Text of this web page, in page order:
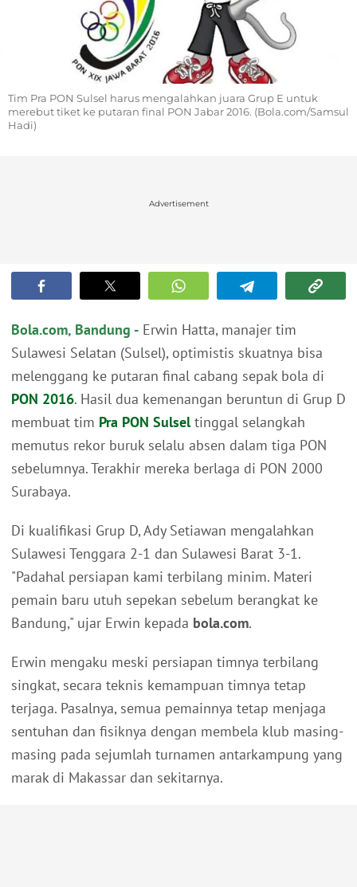
Tim Pra PON Sulsel harus mengalahkan juara Grup E untuk
merebut tiket ke putaran final PON Jabar 2016. (Bola.com/Samsul
Hadi)
Advertisement
Bola.com, Bandung - Erwin Hatta, manajer tim
Sulawesi Selatan (Sulsel), optimistis skuatnya bisa
melenggang ke putaran final cabang sepak bola di
PON 2016. Hasil dua kemenangan beruntun di Grup D
membuat tim Pra PON Sulseltinggal selangkah
memutus rekor buruk selalu absen dalam tiga PON
sebelumnya. Terakhir mereka berlaga di PON 2000
Surabaya.
Di kualifikasi Grup D, Ady Setiawan mengalahkan
Sulawesi Tenggara 2-1 dan Sulawesi Barat 3-1.
"Padahal persiapan kami terbilang minim. Materi
pemain baru utuh sepekan sebelum berangkat ke
Bandung," ujar Erwin kepada bola.com.
Erwin mengaku meski persiapan timnya terbilang
singkat, secara teknis kemampuan timnya tetap
terjaga. Pasalnya, semua pemainnya tetap menjaga
sentuhan dan fisiknya dengan membela klub masing-
masing pada sejumlah turnamen antarkampung yang
marak di Makassar dan sekitarnya.